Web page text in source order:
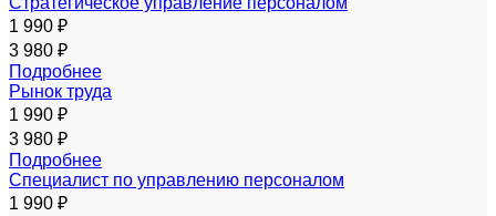
1 990 ₽
3 980 ₽
Подробнее
Рынок труда
1 990 ₽
3 980 ₽
Подробнее
Специалист по управлению персоналом
1 990 ₽